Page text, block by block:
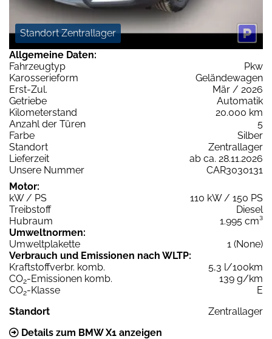
Standort Zentrallager
Allgemeine Daten:
Fahrzeugtyp
Pkw
Karosserieform
Geländewagen
Erst-Zul.
Mär / 2026
Getriebe
Automatik
Kilometerstand
20.000 km
Anzahl der Türen
5
Farbe
Silber
Standort
Zentrallager
Lieferzeit
ab ca. 28.11.2026
Unsere Nummer
CAR3030131
Motor:
kW / PS
110 kW / 150 PS
Treibstoff
Diesel
Hubraum
1.995 cm³
Umweltnormen:
Umweltplakette
1 (None)
Verbrauch und Emissionen nach WLTP:
Kraftstoffverbr. komb.
5,3 l/100km
CO2-Emissionen komb.
139 g/km
CO2-Klasse
E
Standort
Zentrallager
Details zum BMW X1 anzeigen